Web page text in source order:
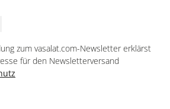
zum vasalat.com-Newsletter erklärst
für den Newsletterversand